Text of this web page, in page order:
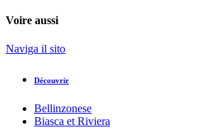
Voire aussi
Naviga il sito
Découvrir
Bellinzonese
Biasca et Riviera